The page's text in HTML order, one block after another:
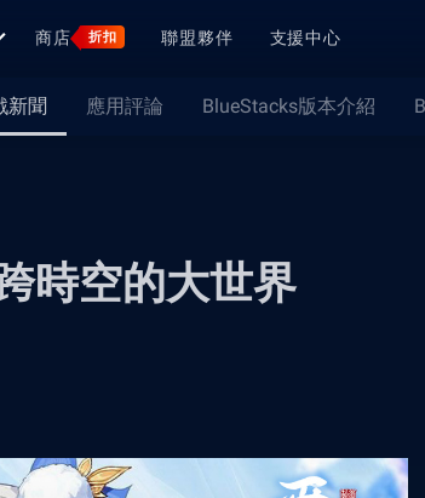
商店 折扣 聯盟夥伴 支援中心
新聞 應用評論 BlueStacks版本介紹
時空的大世界